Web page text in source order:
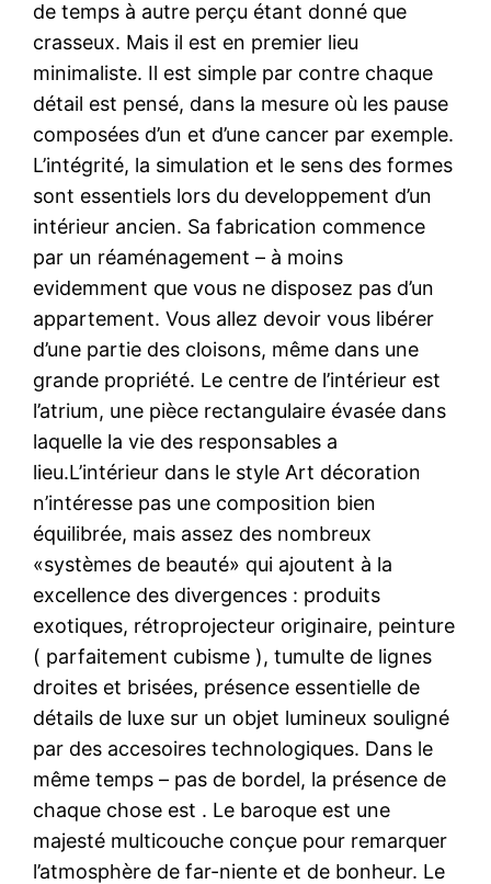
de temps à autre perçu étant donné que
crasseux. Mais il est en premier lieu
minimaliste. Il est simple par contre chaque
détail est pensé, dans la mesure où les pause
composées d’un et d’une cancer par exemple.
L’intégrité, la simulation et le sens des formes
sont essentiels lors du developpement d’un
intérieur ancien. Sa fabrication commence
par un réaménagement – à moins
evidemment que vous ne disposez pas d’un
appartement. Vous allez devoir vous libérer
d’une partie des cloisons, même dans une
grande propriété. Le centre de l’intérieur est
l’atrium, une pièce rectangulaire évasée dans
laquelle la vie des responsables a
lieu.L’intérieur dans le style Art décoration
n’intéresse pas une composition bien
équilibrée, mais assez des nombreux
«systèmes de beauté» qui ajoutent à la
excellence des divergences : produits
exotiques, rétroprojecteur originaire, peinture
( parfaitement cubisme ), tumulte de lignes
droites et brisées, présence essentielle de
détails de luxe sur un objet lumineux souligné
par des accesoires technologiques. Dans le
même temps – pas de bordel, la présence de
chaque chose est . Le baroque est une
majesté multicouche conçue pour remarquer
l’atmosphère de far-niente et de bonheur. Le